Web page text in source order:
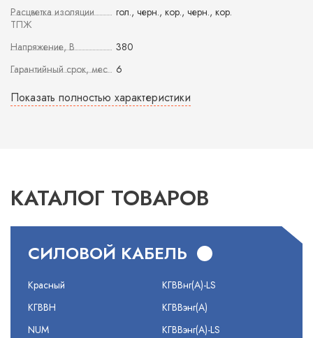
Расцветка изоляции
ТПЖ
гол., черн., кор., черн., кор.
Напряжение, В
380
Гарантийный срок, мес
6
Показать полностью характеристики
КАТАЛОГ ТОВАРОВ
СИЛОВОЙ КАБЕЛЬ
Красный
КГВВН
NUM
КГВВнг(А)-LS
КГВВэнг(А)
КГВВэнг(А)-LS